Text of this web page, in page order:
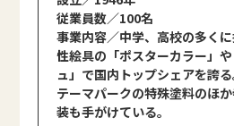
従業員数／100名
事業内容／中学、高校の多く
性絵具の「ポスターカラー」
ュ」で国内トップシェアを誇る
テーマパークの特殊塗料のほ
装も手がけている。